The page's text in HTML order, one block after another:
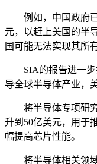
例如，中国政府已
元，以赶上美国的半
国可能无法实现其所
SIA的报告进一步
导全球半导体产业，
将半导体专项研究
升到50亿美元，用于
幅提高芯片性能。
将半导体相关领域